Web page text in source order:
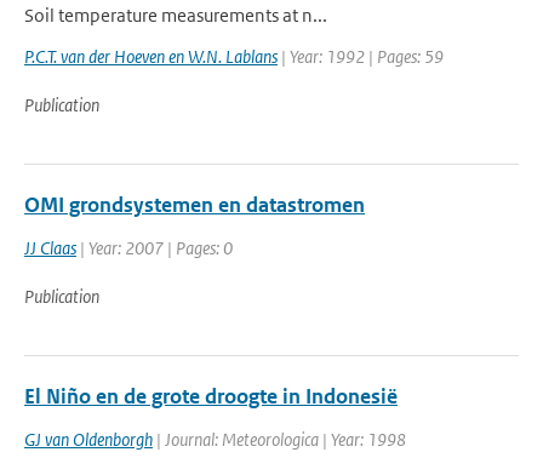
Soil temperature measurements at n...
P.C.T. van der Hoeven en W.N. Lablans | Year: 1992 | Pages: 59
Publication
OMI grondsystemen en datastromen
JJ Claas | Year: 2007 | Pages: 0
Publication
El Niño en de grote droogte in Indonesië
GJ van Oldenborgh | Journal: Meteorologica | Year: 1998